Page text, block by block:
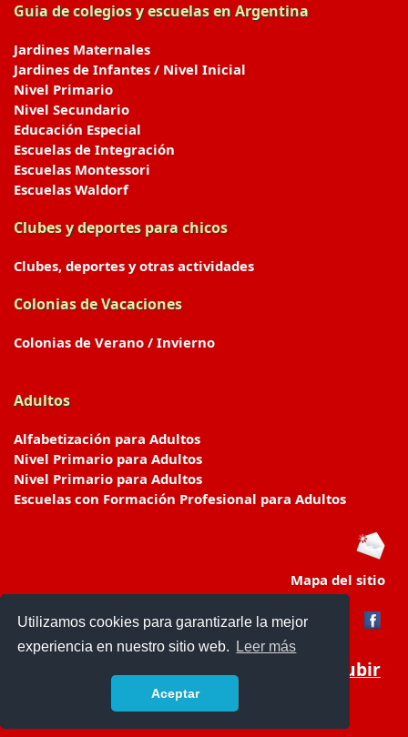
Utilizamos cookies para garantizarle la mejor
experiencia en nuestro sitio web.
Leer más
Aceptar
Guia de colegios y escuelas en Argentina
Jardines Maternales
Jardines de Infantes / Nivel Inicial
Nivel Primario
Nivel Secundario
Educación Especial
Escuelas de Integración
Escuelas Montessori
Escuelas Waldorf
Clubes y deportes para chicos
Clubes, deportes y otras actividades
Colonias de Vacaciones
Colonias de Verano / Invierno
Adultos
Alfabetización para Adultos
Nivel Primario para Adultos
Nivel Primario para Adultos
Escuelas con Formación Profesional para Adultos
Mapa del sitio
Subir